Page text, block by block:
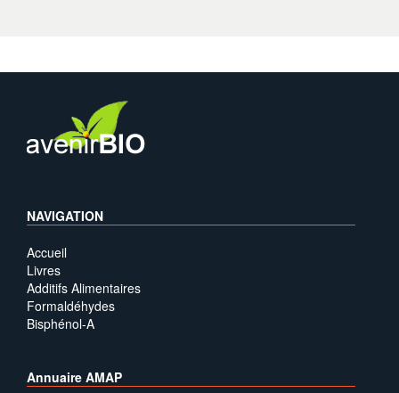
NAVIGATION
Accueil
Livres
Additifs Alimentaires
Formaldéhydes
Bisphénol-A
Annuaire AMAP